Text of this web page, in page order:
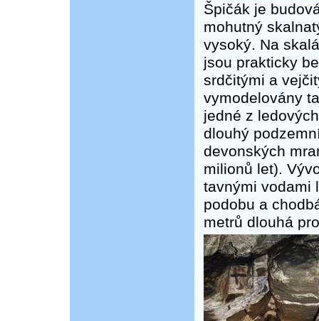
Špičák je
mohutný
vysoký. Na
jsou prakticky
srdčitými a
vymodelovány
jedné z
dlouhý
devonských
milionů let).
tavnými vodami
podobu a
metrů dlouhá